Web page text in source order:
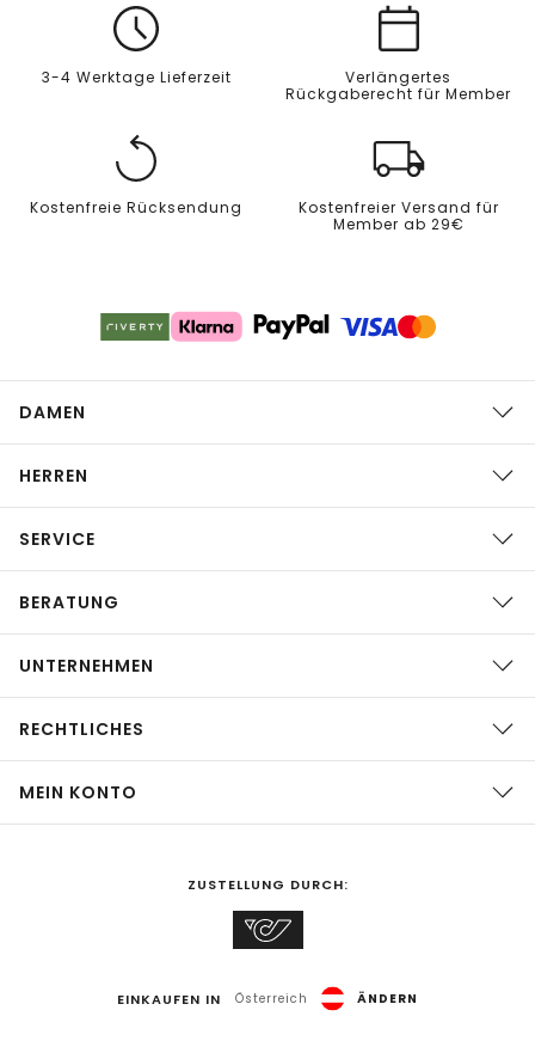
3-4 Werktage Lieferzeit
Verlängertes
Rückgaberecht für Member
Kostenfreie Rücksendung
Kostenfreier Versand für
Member ab 29€
DAMEN
HERREN
SERVICE
BERATUNG
UNTERNEHMEN
RECHTLICHES
MEIN KONTO
ZUSTELLUNG DURCH:
EINKAUFEN IN Österreich ÄNDERN